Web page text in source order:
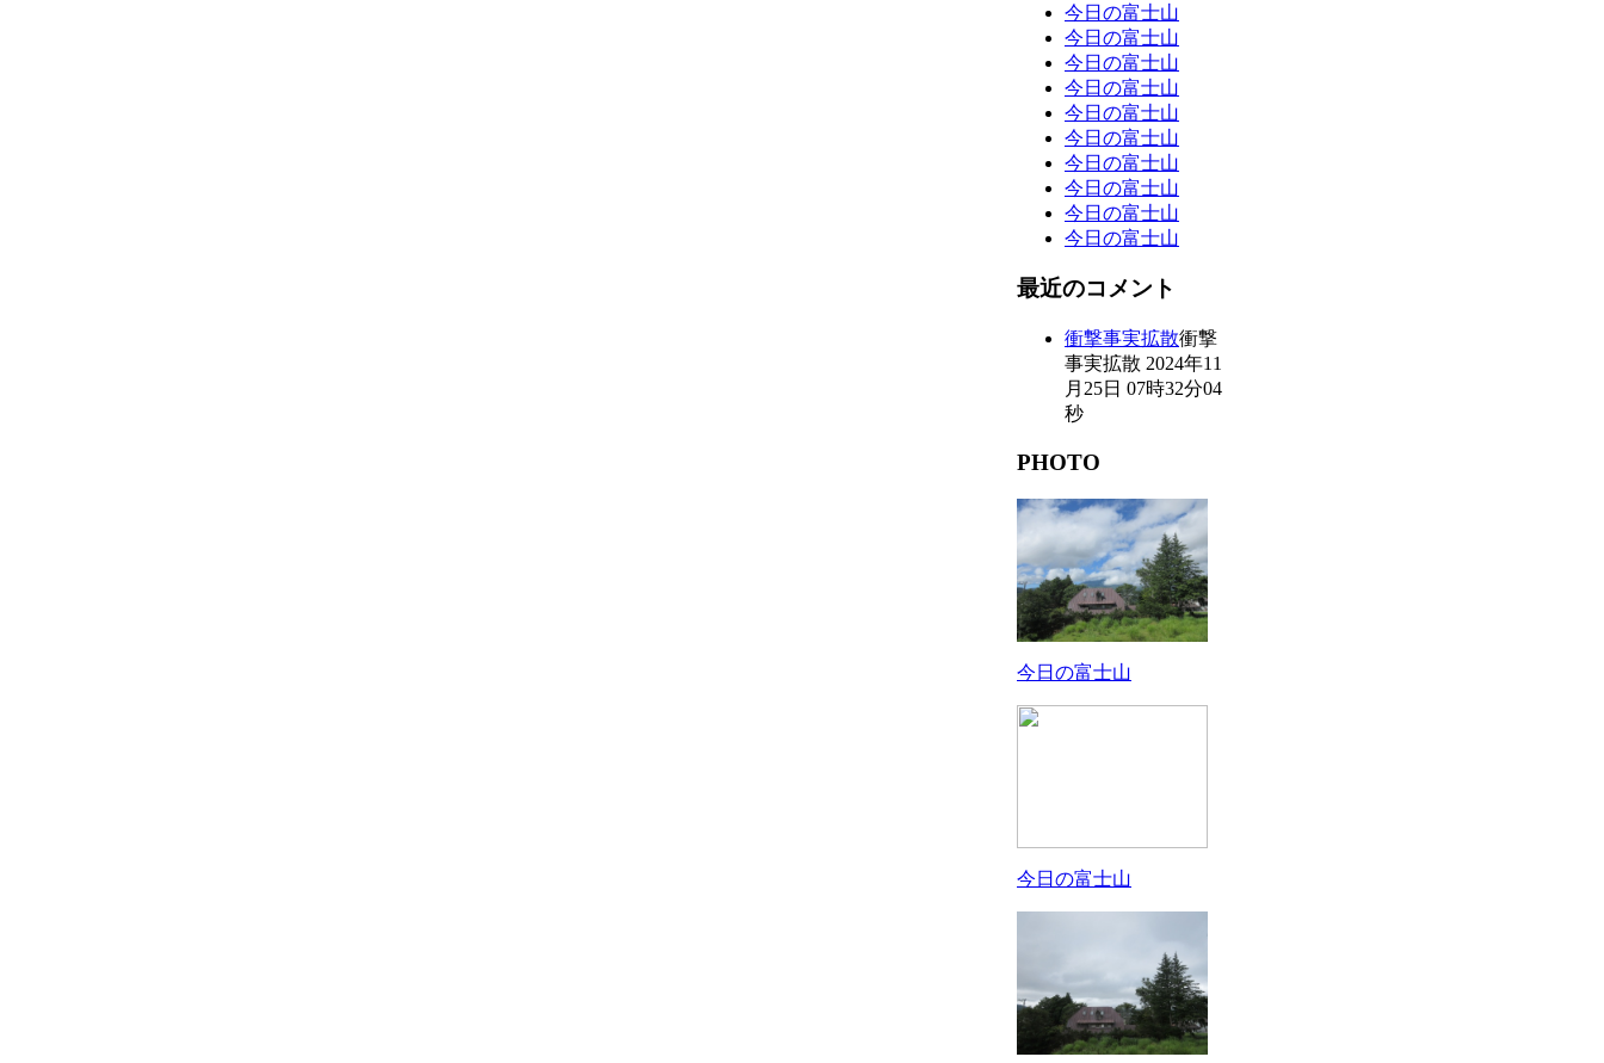
今日の富士山
今日の富士山
今日の富士山
今日の富士山
今日の富士山
今日の富士山
今日の富士山
今日の富士山
今日の富士山
今日の富士山
最近のコメント
衝撃事実拡散衝撃
事実拡散 2024年11
月25日 07時32分04
秒
PHOTO
今日の富士山
今日の富士山